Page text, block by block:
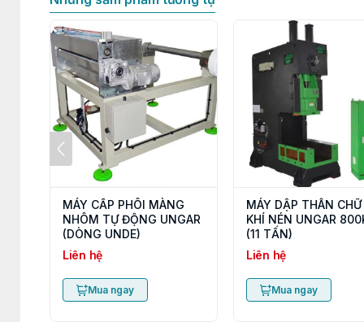
MÁY CẤP PHÔI MÀNG
NHÔM TỰ ĐỘNG UNGAR
(DÒNG UNDE)
Liên hệ
Mua ngay
MÁY DẬP THÂN CHỮ
KHÍ NÉN UNGAR
(11 TẤN)
Liên hệ
Mua ngay